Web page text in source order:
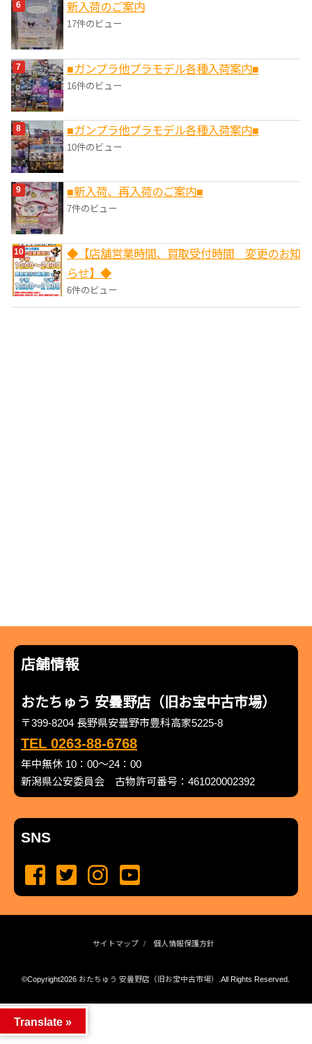
新入荷のご案内
17件のビュー
■ガンプラ他プラモデル各種入荷案内■
16件のビュー
■ガンプラ他プラモデル各種入荷案内■
10件のビュー
■新入荷、再入荷のご案内■
7件のビュー
◆【店舗営業時間、買取受付時間 変更のお知
らせ】◆
6件のビュー
店舗情報
おたちゅう 安曇野店（旧お宝中古市場）
〒399-8204 長野県安曇野市豊科高家5225-8
TEL 0263-88-6768
年中無休 10：00～24：00
新潟県公安委員会 古物許可番号：461020002392
SNS
サイトマップ 個人情報保護方針
©Copyright2026 おたちゅう 安曇野店（旧お宝中古市場） .All Rights Reserved.
Translate »